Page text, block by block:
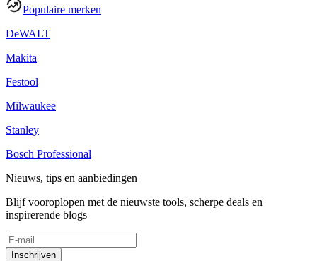
Populaire merken
DeWALT
Makita
Festool
Milwaukee
Stanley
Bosch Professional
Nieuws, tips en aanbiedingen
Blijf vooroplopen met de nieuwste tools, scherpe deals en
inspirerende blogs
Inschrijven